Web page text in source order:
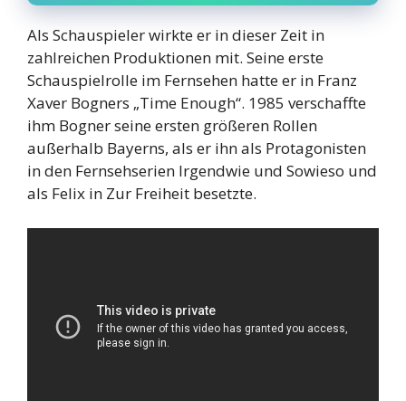
Als Schauspieler wirkte er in dieser Zeit in
zahlreichen Produktionen mit. Seine erste
Schauspielrolle im Fernsehen hatte er in Franz
Xaver Bogners „Time Enough“. 1985 verschaffte
ihm Bogner seine ersten größeren Rollen
außerhalb Bayerns, als er ihn als Protagonisten
in den Fernsehserien Irgendwie und Sowieso und
als Felix in Zur Freiheit besetzte.